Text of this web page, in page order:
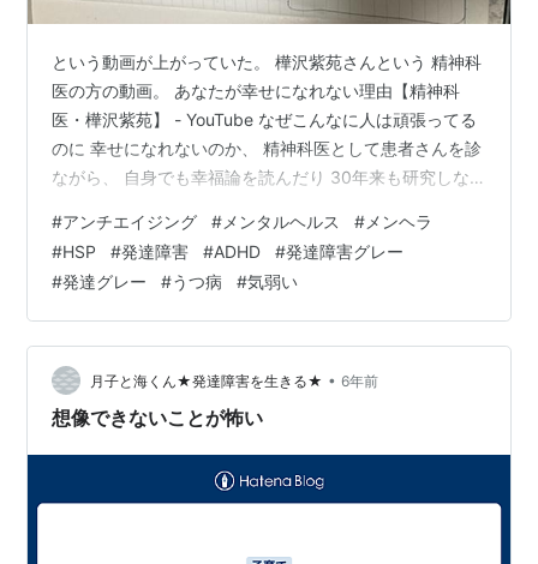
という動画が上がっていた。 樺沢紫苑さんという 精神科
医の方の動画。 あなたが幸せになれない理由【精神科
医・樺沢紫苑】 - YouTube なぜこんなに人は頑張ってる
のに 幸せになれないのか、 精神科医として患者さんを診
ながら、 自身でも幸福論を読んだり 30年来も研究しな
けど、 まとめるとこんな感じ。 (ノート術学びたい 笑) ※
右上の日付は間違ってます；すみません そして、具体的
にどう行動すれば幸せになれるのか、 今日から何をすれ
ば良いかが書かれた本が 2021/3/16に発売になるそうで
す。 ▼amazon ▼楽天 精神科医が見つけた…
#アンチエイジング #メンタルヘルス #メンヘラ
#HSP #発達障害 #ADHD #発達障害グレー
#発達グレー #うつ病 #気弱い
月子と海くん★発達障害を生きる★ • 6年前
想像できないことが怖い